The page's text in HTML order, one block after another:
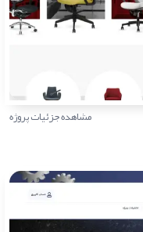
مشاهده جزئیات پروژه